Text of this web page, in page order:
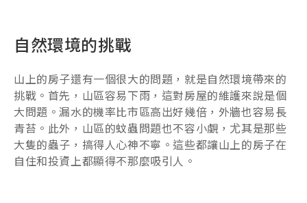
自然環境的挑戰
山上的房子還有一個很大的問題，就是自然環境帶來的
挑戰。首先，山區容易下雨，這對房屋的維護來說是個
大問題。漏水的機率比市區高出好幾倍，外牆也容易長
青苔。此外，山區的蚊蟲問題也不容小覷，尤其是那些
大隻的蟲子，搞得人心神不寧。這些都讓山上的房子在
自住和投資上都顯得不那麼吸引人。